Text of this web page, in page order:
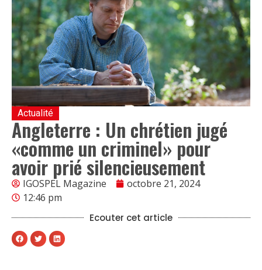
Actualité
Angleterre : Un chrétien jugé
«comme un criminel» pour
avoir prié silencieusement
IGOSPEL Magazine
octobre 21, 2024
12:46 pm
Ecouter cet article